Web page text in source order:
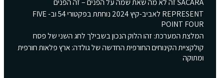
REPRESENT לאביב-קיץ 2024 נוחתת בפקטורי 54 וב- FIVE
POINT FOUR
המלצת המערכת: זהו הלוק הנכון בשבילך לחג השני של פסח
קולקציית הקינוחים החורפית החדשה של גולדה: ארץ פלאות חורפית
ומתוקה